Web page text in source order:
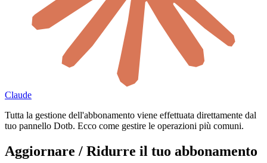
Claude
Tutta la gestione dell'abbonamento viene effettuata direttamente dal
tuo pannello Dotb. Ecco come gestire le operazioni più comuni.
Aggiornare / Ridurre il tuo abbonamento